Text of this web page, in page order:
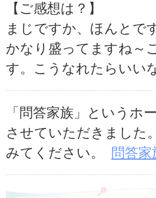
【ご感想は？】
まじですか、ほんとで
かなり盛ってますね～
す。こうなれたらいい
「問答家族」というホ
させていただきました
みてください。
問答